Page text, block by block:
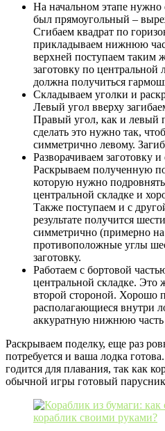
На начальном этапе нужно
был прямоугольный –
Сгибаем квадрат по
прикладываем нижнюю
верхней поступаем таким
заготовку по центральной
должна получиться
Складываем уголки и
Левый угол вверху
Правый угол, как и левый
сделать это нужно так,
симметрично левому.
Разворачиваем заготовку
Раскрываем полученную
которую нужно
центральной складке и
Также поступаем и с
результате получится
симметрично (примерно на
противоположные углы
заготовку.
Работаем с бортовой
центральной складке. Это
второй стороной. Хорошо
располагающиеся внутри
аккуратную нижнюю часть
Раскрываем поделку, еще раз
потребуется и ваша лодка
годится для плавания, так как
обычной игры готовый парусник